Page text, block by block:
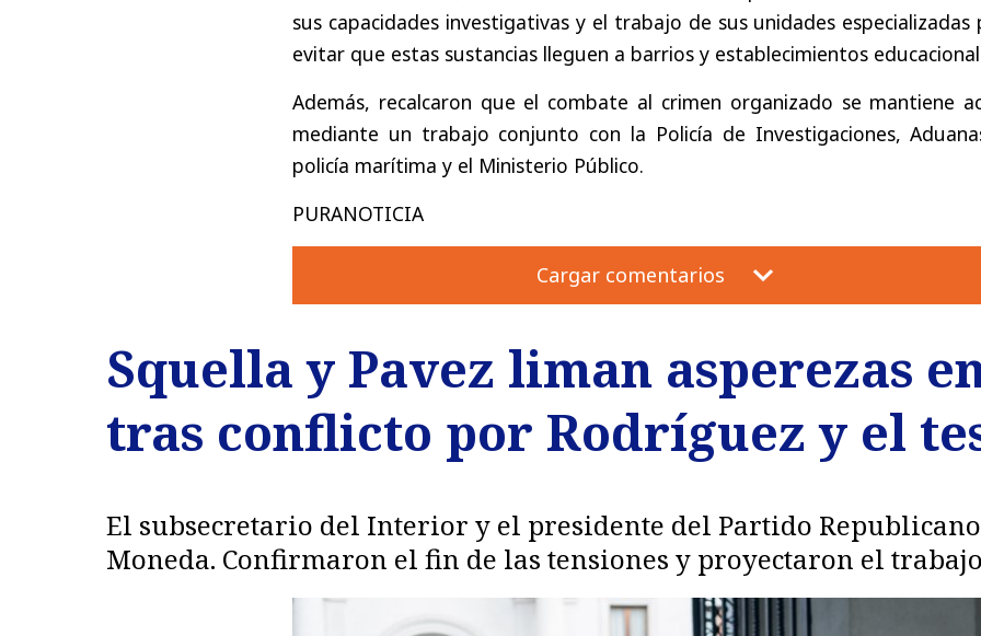
sus capacidades investigativas y el trabajo de sus unidades especializadas
evitar que estas sustancias lleguen a barrios y establecimientos
Además, recalcaron que el combate al crimen organizado se mantiene
mediante un trabajo conjunto con la Policía de Investigaciones,
policía marítima y el Ministerio Público.
PURANOTICIA
Cargar comentarios
Squella y Pavez liman asperezas
tras conflicto por Rodríguez y el
El subsecretario del Interior y el presidente del Partido
Moneda. Confirmaron el fin de las tensiones y proyectaron el